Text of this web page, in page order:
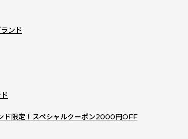
ンド
ド限定！スペシャルクーポン2000円OFF